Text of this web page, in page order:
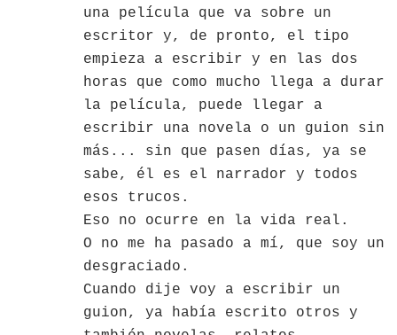
una película que va sobre un
escritor y, de pronto, el tipo
empieza a escribir y en las dos
horas que como mucho llega a durar
la película, puede llegar a
escribir una novela o un guion sin
más... sin que pasen días, ya se
sabe, él es el narrador y todos
esos trucos.
Eso no ocurre en la vida real.
O no me ha pasado a mí, que soy un
desgraciado.
Cuando dije voy a escribir un
guion, ya había escrito otros y